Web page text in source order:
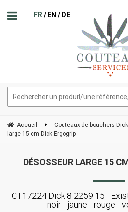
FR EN DE
Accueil Couteaux de bouchers
large 15 cm Dick Ergogrip
DÉSOSSEUR LARGE 15
CT17224 Dick 8 2259 15 -
noir - jaune - rouge -